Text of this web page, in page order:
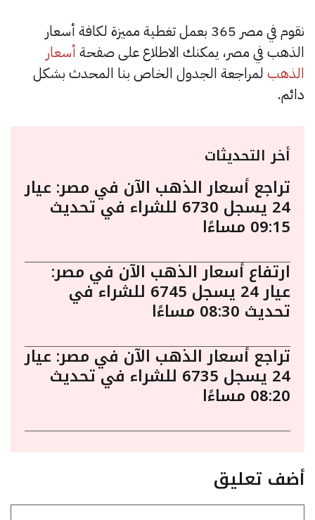
نقوم في مصر 365 بعمل تغطية مميزة لكافة أسعار
الذهب في مصر، يمكنك الاطلاع على صفحة أسعار
الذهب لمراجعة الجدول الخاص بنا المحدث بشكل
دائم.
أخر التحديثات
تراجع أسعار الذهب الآن في مصر: عيار
24 يسجل 6730 للشراء في تحديث
09:15 مساءًا
ارتفاع أسعار الذهب الآن في مصر:
عيار 24 يسجل 6745 للشراء في
تحديث 08:30 مساءًا
تراجع أسعار الذهب الآن في مصر: عيار
24 يسجل 6735 للشراء في تحديث
08:20 مساءًا
أضف تعليق